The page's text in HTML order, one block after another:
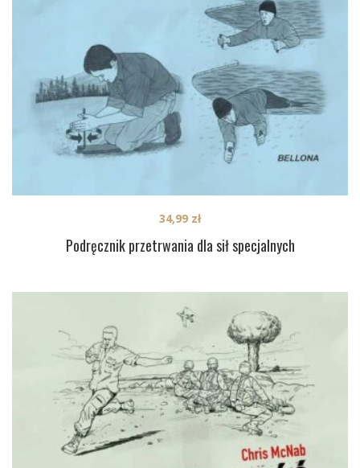
Podręcznik przetrwania dla sił specjalnych
34,99 zł